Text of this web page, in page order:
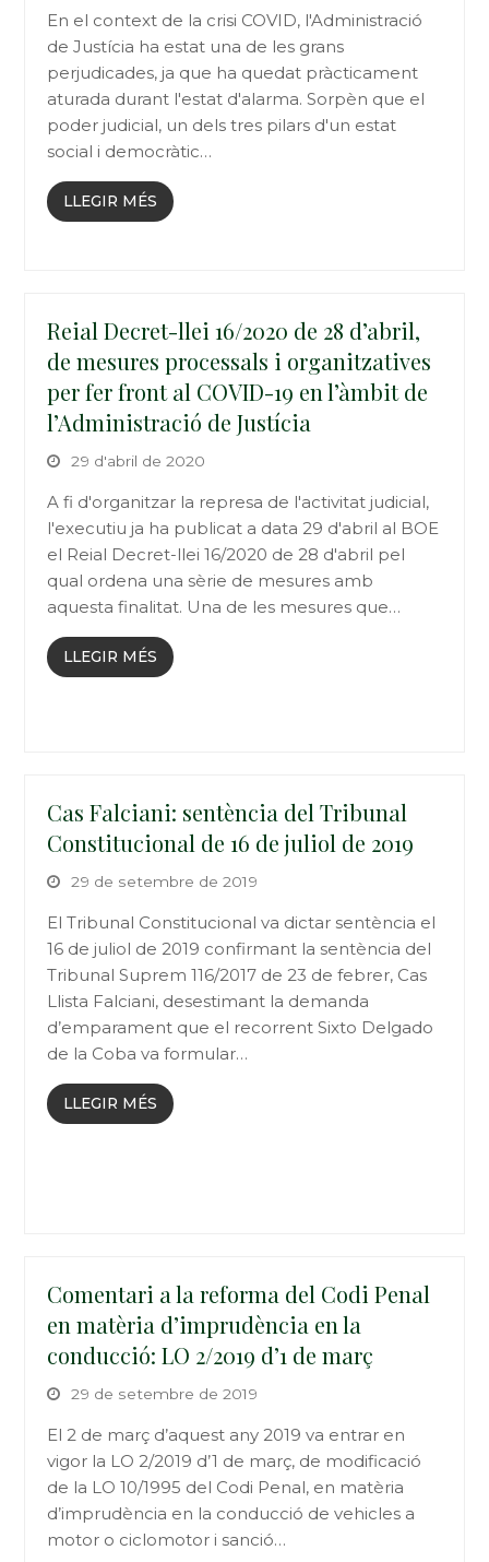
En el context de la crisi COVID, l'Administració
de Justícia ha estat una de les grans
perjudicades, ja que ha quedat pràcticament
aturada durant l'estat d'alarma. Sorpèn que el
poder judicial, un dels tres pilars d'un estat
social i democràtic…
LLEGIR MÉS
Reial Decret-llei 16/2020 de 28 d’abril,
de mesures processals i organitzatives
per fer front al COVID-19 en l’àmbit de
l’Administració de Justícia
29 d'abril de 2020
A fi d'organitzar la represa de l'activitat judicial,
l'executiu ja ha publicat a data 29 d'abril al BOE
el Reial Decret-llei 16/2020 de 28 d'abril pel
qual ordena una sèrie de mesures amb
aquesta finalitat. Una de les mesures que…
LLEGIR MÉS
Cas Falciani: sentència del Tribunal
Constitucional de 16 de juliol de 2019
29 de setembre de 2019
El Tribunal Constitucional va dictar sentència el
16 de juliol de 2019 confirmant la sentència del
Tribunal Suprem 116/2017 de 23 de febrer, Cas
Llista Falciani, desestimant la demanda
d’emparament que el recorrent Sixto Delgado
de la Coba va formular…
LLEGIR MÉS
Comentari a la reforma del Codi Penal
en matèria d’imprudència en la
conducció: LO 2/2019 d’1 de març
29 de setembre de 2019
El 2 de març d’aquest any 2019 va entrar en
vigor la LO 2/2019 d’1 de març, de modificació
de la LO 10/1995 del Codi Penal, en matèria
d’imprudència en la conducció de vehicles a
motor o ciclomotor i sanció…